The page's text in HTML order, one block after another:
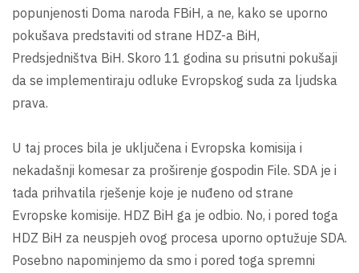
popunjenosti Doma naroda FBiH, a ne, kako se uporno
pokušava predstaviti od strane HDZ-a BiH,
Predsjedništva BiH. Skoro 11 godina su prisutni pokušaji
da se implementiraju odluke Evropskog suda za ljudska
prava.
U taj proces bila je uključena i Evropska komisija i
nekadašnji komesar za proširenje gospodin File. SDA je i
tada prihvatila rješenje koje je nuđeno od strane
Evropske komisije. HDZ BiH ga je odbio. No, i pored toga
HDZ BiH za neuspjeh ovog procesa uporno optužuje SDA.
Posebno napominjemo da smo i pored toga spremni